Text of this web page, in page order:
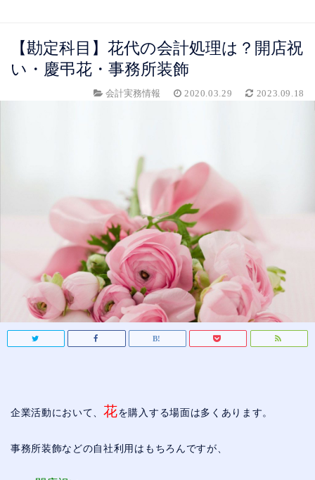
【勘定科目】花代の会計処理は？開店祝
い・慶弔花・事務所装飾
会計実務情報 2020.03.29 2023.09.18
企業活動において、花を購入する場面は多くあります。
事務所装飾などの自社利用はもちろんですが、